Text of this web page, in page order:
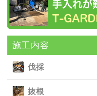
施⼯内容
伐採
抜根